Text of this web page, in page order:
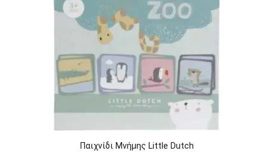
Παιχνίδι Μνήμης Little Dutch